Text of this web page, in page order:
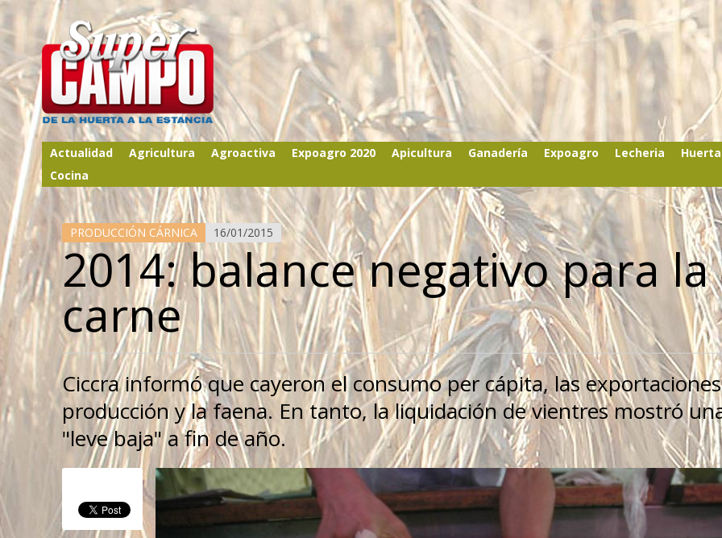
Actualidad Agricultura Agroactiva Expoagro 2020 Apicultura Ganadería Expoagro Lecheria
Cocina
PRODUCCIÓN CÁRNICA 16/01/2015
2014: balance negativo para la
carne
Ciccra informó que cayeron el consumo per cápita, las
producción y la faena. En tanto, la liquidación de vientres mostró
"leve baja" a fin de año.